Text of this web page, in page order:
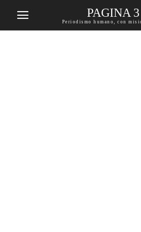
PAGINA 3
Periodismo humano, con